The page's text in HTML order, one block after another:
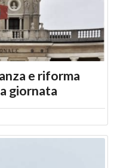
e riforma
giornata